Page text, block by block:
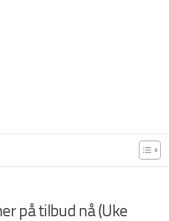
på tilbud nå (Uke